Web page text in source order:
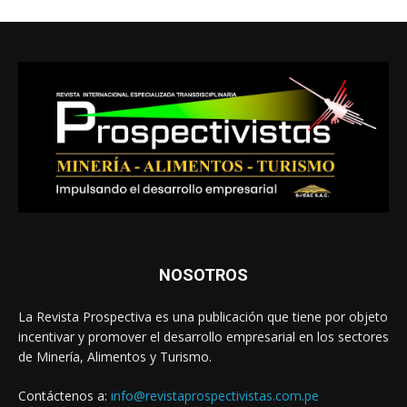
NOSOTROS
La Revista Prospectiva es una publicación que tiene por objeto
incentivar y promover el desarrollo empresarial en los sectores
de Minería, Alimentos y Turismo.
Contáctenos a: info@revistaprospectivistas.com.pe